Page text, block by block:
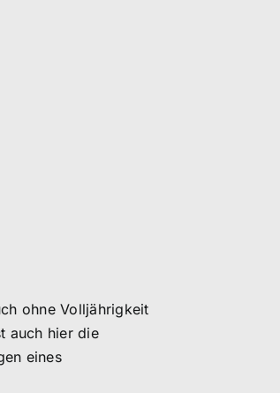
ohne Volljährigkeit
auch hier die
eines